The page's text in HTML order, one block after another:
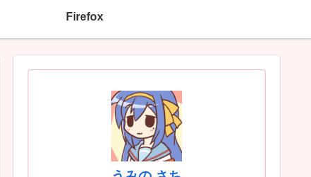
Firefox